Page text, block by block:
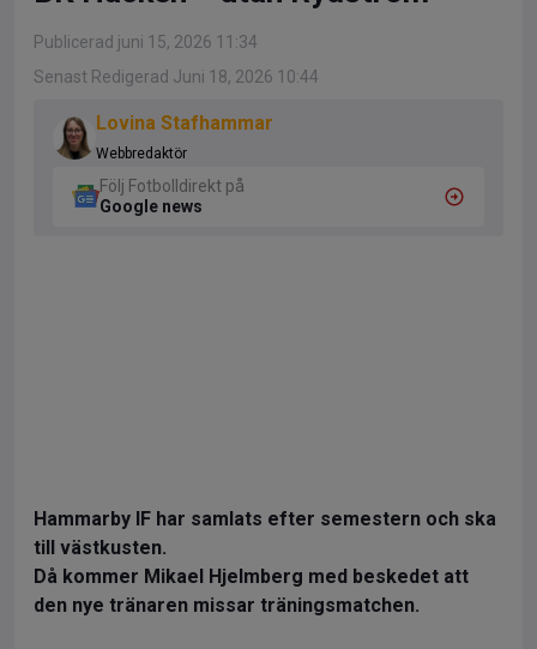
Publicerad juni 15, 2026 11:34
Senast Redigerad Juni 18, 2026 10:44
Lovina Stafhammar
Webbredaktör
Följ Fotbolldirekt på
Google news
Hammarby IF har samlats efter semestern och ska
till västkusten.
Då kommer Mikael Hjelmberg med beskedet att
den nye tränaren missar träningsmatchen.